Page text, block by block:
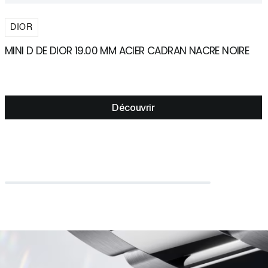
DIOR
MINI D DE DIOR 19.00 MM ACIER CADRAN NACRE NOIRE
Découvrir